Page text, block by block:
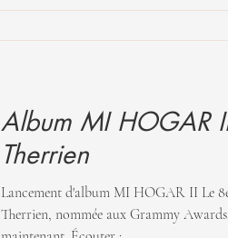
Album MI HOGAR
Therrien
Lancement d'album MI HOGAR II ​Le
Therrien, nommée aux Grammy